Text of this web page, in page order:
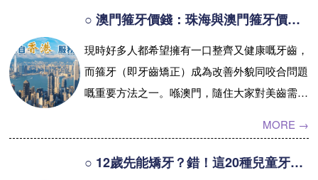
○ 澳門箍牙價錢：珠海與澳門箍牙價錢嘅比較(1)
現時好多人都希望擁有一口整齊又健康嘅牙齒，
而箍牙（即牙齒矯正）成為改善外貌同咬合問題
嘅重要方法之一。喺澳門，隨住大家對美齒需求
人都發現，喺澳門做箍牙嘅費用並唔...【詳情】
MORE →
○ 12歲先能矯牙？錯！這20種兒童牙頜畸形12歲前必須處理!